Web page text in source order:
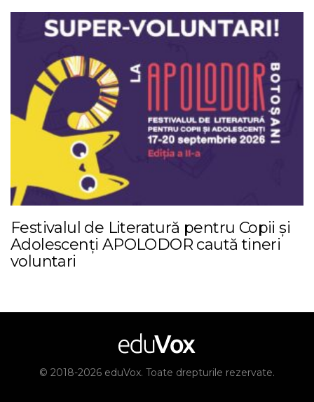
Festivalul de Literatură pentru Copii și
Adolescenți APOLODOR caută tineri
voluntari
© 2018-2026 eduVox. Toate drepturile rezervate.